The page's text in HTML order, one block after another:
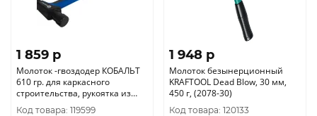
1 859 p
Молоток -гвоздодер КОБАЛЬТ
610 гр. для каркасного
строительства, рукоятка из
полиамида, встроенный м
Код товара: 119599
1 948 p
Молоток безынерционный
KRAFTOOL Dead Blow, 30 мм,
450 г, (2078-30)
Код товара: 120133